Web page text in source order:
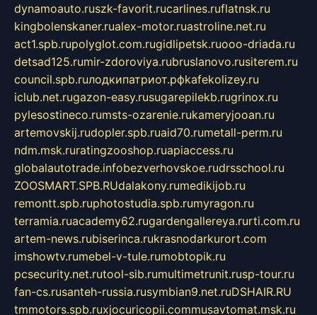
dynamoauto.ruszk-favorit.rucarlines.ruflatnsk.ru
kingbolenskaner.rualex-motor.ruastroline.net.ru
act1.spb.rupolyglot.com.rugidlipetsk.ruooo-driada.ru
detsad125.rumir-zdoroviya.rubruslanovo.rusiterem.ru
council.spb.ruлодкипатриот.рфkafekolizey.ru
iclub.net.rugazon-easy.rusugarepilekb.rugrinox.ru
pylesostineco.rumsts-ozarenie.rukameryjooan.ru
artemovskij.rudopler.spb.ruaid70.rumetall-perm.ru
ndm.msk.ruratingzooshop.ruapiaccess.ru
globalautotrade.infobezverhovskoe.rudrsschool.ru
ZOOSMART.SPB.RUdalakony.rumedikijob.ru
remontt.spb.ruphotostudia.spb.rumyragon.ru
terramia.ruacademy62.rugardengallereya.rurti.com.ru
artem-news.rubiserinca.rukrasnodarkurort.com
imshowtv.rumebel-v-tule.rumobtopik.ru
pcsecurity.net.rutool-sib.rumultimetrunit.rusp-tour.ru
fan-cs.rusanteh-russia.rusymbian9.net.ruDSHAIR.RU
tmmotors.spb.ruxjocuricopii.commusavtomat.msk.ru